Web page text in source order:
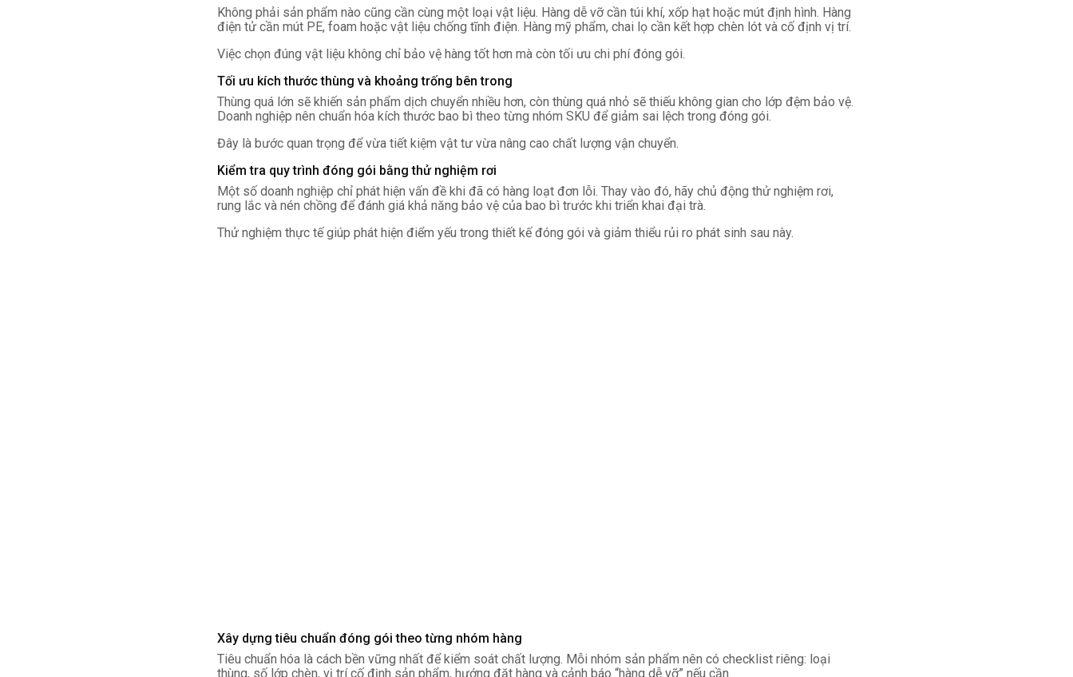
Không phải sản phẩm nào cũng cần cùng một loại vật liệu. Hàng dễ vỡ cần túi khí, xốp hạt hoặc mút định hình. Hàng
điện tử cần mút PE, foam hoặc vật liệu chống tĩnh điện. Hàng mỹ phẩm, chai lọ cần kết hợp chèn lót và cố định vị trí.
Việc chọn đúng vật liệu không chỉ bảo vệ hàng tốt hơn mà còn tối ưu chi phí đóng gói.
Tối ưu kích thước thùng và khoảng trống bên trong
Thùng quá lớn sẽ khiến sản phẩm dịch chuyển nhiều hơn, còn thùng quá nhỏ sẽ thiếu không gian cho lớp đệm bảo vệ.
Doanh nghiệp nên chuẩn hóa kích thước bao bì theo từng nhóm SKU để giảm sai lệch trong đóng gói.
Đây là bước quan trọng để vừa tiết kiệm vật tư vừa nâng cao chất lượng vận chuyển.
Kiểm tra quy trình đóng gói bằng thử nghiệm rơi
Một số doanh nghiệp chỉ phát hiện vấn đề khi đã có hàng loạt đơn lỗi. Thay vào đó, hãy chủ động thử nghiệm rơi,
rung lắc và nén chồng để đánh giá khả năng bảo vệ của bao bì trước khi triển khai đại trà.
Thử nghiệm thực tế giúp phát hiện điểm yếu trong thiết kế đóng gói và giảm thiểu rủi ro phát sinh sau này.
Xây dựng tiêu chuẩn đóng gói theo từng nhóm hàng
Tiêu chuẩn hóa là cách bền vững nhất để kiểm soát chất lượng. Mỗi nhóm sản phẩm nên có checklist riêng: loại
thùng, số lớp chèn, vị trí cố định sản phẩm, hướng đặt hàng và cảnh báo “hàng dễ vỡ” nếu cần.